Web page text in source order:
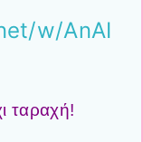
w/AnAI
ταραχή!